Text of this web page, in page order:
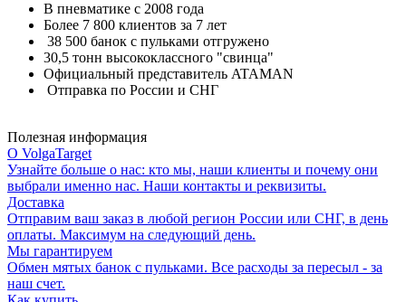
В пневматике с 2008 года
Более 7 800 клиентов за 7 лет
38 500 банок с пульками отгружено
30,5 тонн высококлассного "свинца"
Официальный представитель ATAMAN
Отправка по России и СНГ
Полезная информация
О VolgaTarget
Узнайте больше о нас: кто мы, наши клиенты и почему они
выбрали именно нас. Наши контакты и реквизиты.
Доставка
Отправим ваш заказ в любой регион России или СНГ, в день
оплаты. Максимум на следующий день.
Мы гарантируем
Обмен мятых банок с пульками. Все расходы за пересыл - за
наш счет.